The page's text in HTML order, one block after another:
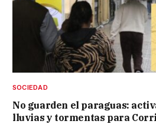
SOCIEDAD
No guarden el paraguas:
lluvias y tormentas para